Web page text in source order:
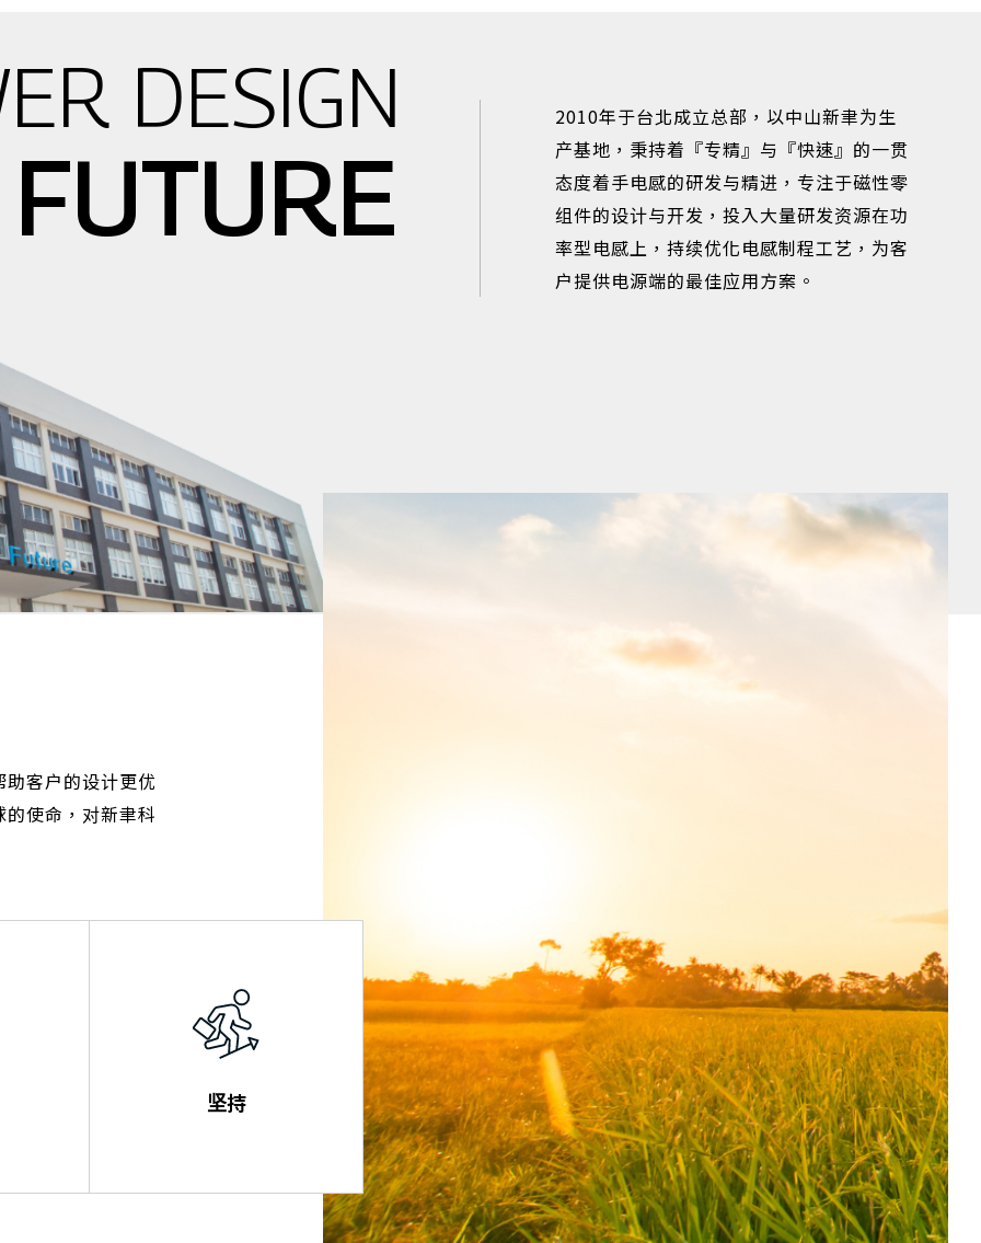
DESIGN
FUTURE
2010年于台北成立总部，以中山新聿为生
产基地，秉持着『专精』与『快速』的一贯
态度着手电感的研发与精进，专注于磁性零
组件的设计与开发，投入大量研发资源在功
率型电感上，持续优化电感制程工艺，为客
户提供电源端的最佳应用方案。
客户的设计更优
使命，对新聿科
坚持